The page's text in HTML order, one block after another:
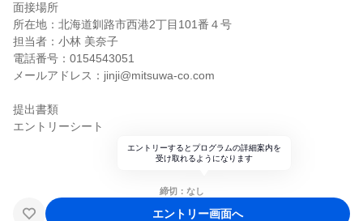
面接場所
所在地：北海道釧路市西港2丁目101番４号
担当者：小林 美奈子
電話番号：0154543051
メールアドレス：jinji@mitsuwa-co.com
提出書類
エントリーシート
エントリーするとプログラムの詳細案内を
受け取れるようになります
締切：なし
エントリー画面へ